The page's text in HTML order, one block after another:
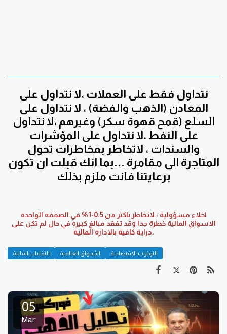
نتداول فقط على العملات ،لا نتداول على
المعادن (الذهب والفضة) ، لا نتداول على
السلع (قمح قهوة سكر) وغيرهم ،لا نتداول
على النفط ،لا نتداول على المؤشرات
والسندات ، لاتخاطر بمخاطرات تحول
المتاجرة الى مقامرة ...بما انك قبلت ان تكون
برعايتنا فانت ملزم بذلك
اخلاء مسؤولية : لاتخاطر باكثر من 0.5-1% في الصفقه الواحده
الاسواق المالية خطرة جدا وقد تفقد مبالغ كبيره في حال لم تكن على
دراية كافية بالادارة المالية.
التقلبات المالية الأسواق العالمية التوترات الاقتصادية
05
Mar